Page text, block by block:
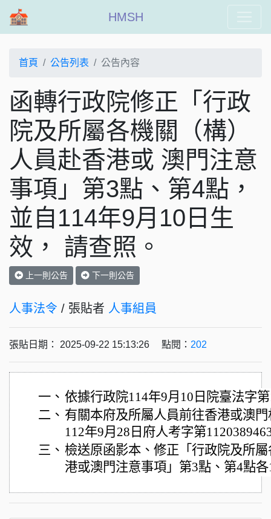
HMSH
首頁 公告列表 公告內容
函轉行政院修正「行政
院及所屬各機關（構）
人員赴香港或 澳門注意
事項」第3點、第4點，
並自114年9月10日生
效， 請查照。
上一則公告 下一則公告
人事法令 / 張貼者 人事組員
張貼日期： 2025-09-22 15:13:26 點閱： 202
一、 依據行政院114年9月10日院臺法字
二、 有關本府及所屬人員前往香港或澳
112年9月28日府人考字第
三、 檢送原函影本、修正「行政院及所
港或澳門注意事項」第3點、第4點